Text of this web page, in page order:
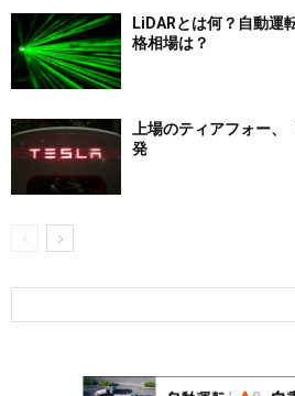
LiDARとは何？自動運
格相場は？
上場のティアフォー
発